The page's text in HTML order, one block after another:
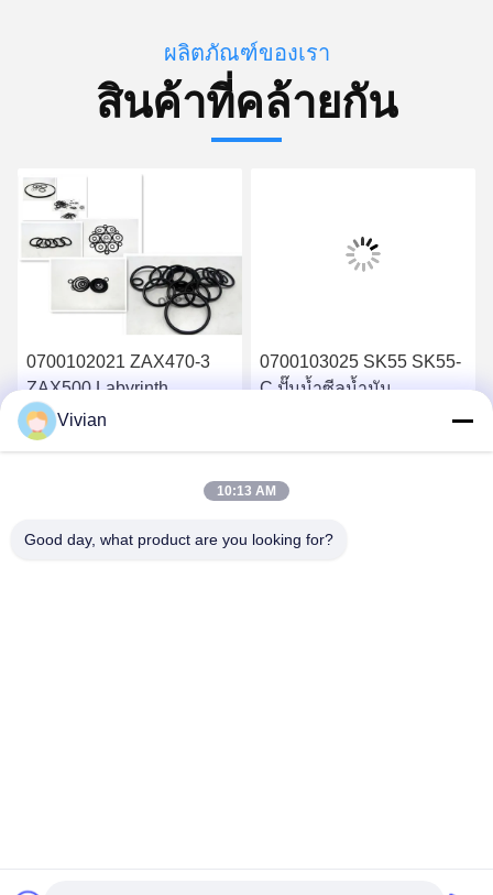
ผลิตภัณฑ์ของเรา
สินค้าที่คล้ายกัน
0700102021 ZAX470-3
ZAX500 Labyrinth
Mechanical Seal
0700103025 SK55 SK55-
C ปั๊มน้ำซีลน้ำมัน
Vivian
10:13 AM
Good day, what product are you looking for?